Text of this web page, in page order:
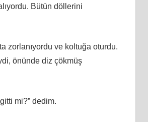
Bütün döllerini
zorlanıyordu ve koltuğa oturdu.
önünde diz çökmüş
mi?” dedim.